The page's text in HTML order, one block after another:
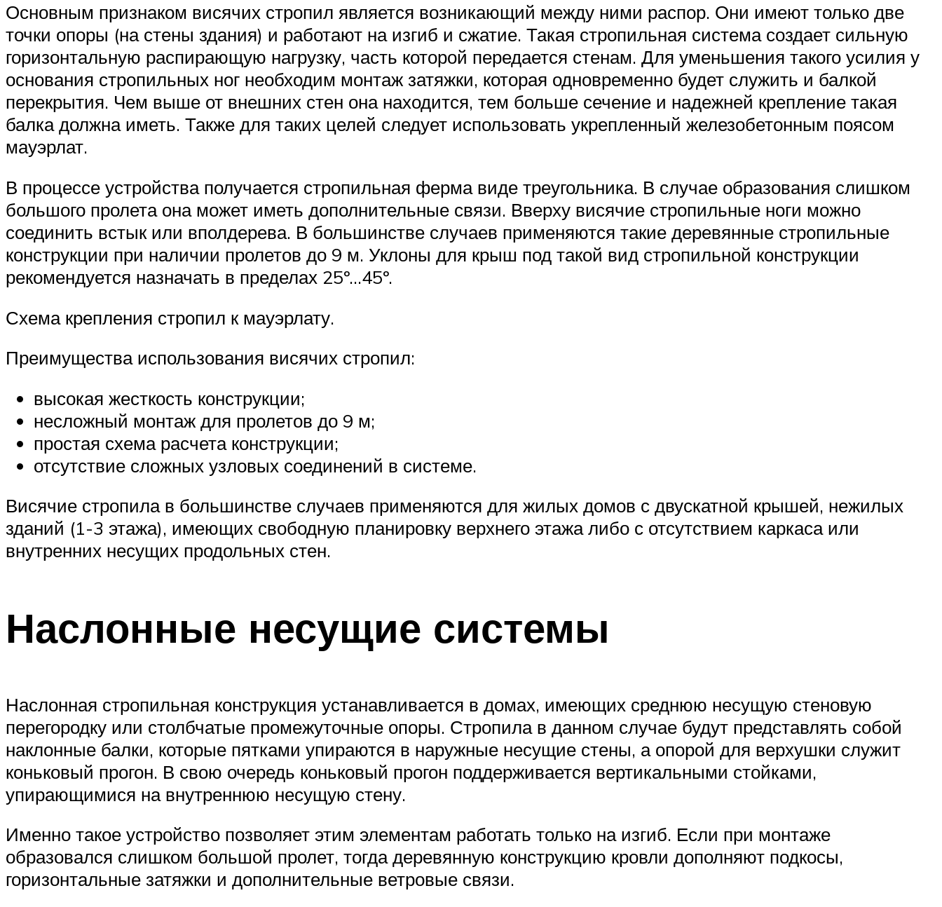
Основным признаком висячих стропил является возникающий между ними распор. Они имеют только две
точки опоры (на стены здания) и работают на изгиб и сжатие. Такая стропильная система создает сильную
горизонтальную распирающую нагрузку, часть которой передается стенам. Для уменьшения такого усилия у
основания стропильных ног необходим монтаж затяжки, которая одновременно будет служить и балкой
перекрытия. Чем выше от внешних стен она находится, тем больше сечение и надежней крепление такая
балка должна иметь. Также для таких целей следует использовать укрепленный железобетонным поясом
мауэрлат.
В процессе устройства получается стропильная ферма виде треугольника. В случае образования слишком
большого пролета она может иметь дополнительные связи. Вверху висячие стропильные ноги можно
соединить встык или вполдерева. В большинстве случаев применяются такие деревянные стропильные
конструкции при наличии пролетов до 9 м. Уклоны для крыш под такой вид стропильной конструкции
рекомендуется назначать в пределах 25º…45º.
Схема крепления стропил к мауэрлату.
Преимущества использования висячих стропил:
высокая жесткость конструкции;
несложный монтаж для пролетов до 9 м;
простая схема расчета конструкции;
отсутствие сложных узловых соединений в системе.
Висячие стропила в большинстве случаев применяются для жилых домов с двускатной крышей, нежилых
зданий (1-3 этажа), имеющих свободную планировку верхнего этажа либо с отсутствием каркаса или
внутренних несущих продольных стен.
Наслонные несущие системы
Наслонная стропильная конструкция устанавливается в домах, имеющих среднюю несущую стеновую
перегородку или столбчатые промежуточные опоры. Стропила в данном случае будут представлять собой
наклонные балки, которые пятками упираются в наружные несущие стены, а опорой для верхушки служит
коньковый прогон. В свою очередь коньковый прогон поддерживается вертикальными стойками,
упирающимися на внутреннюю несущую стену.
Именно такое устройство позволяет этим элементам работать только на изгиб. Если при монтаже
образовался слишком большой пролет, тогда деревянную конструкцию кровли дополняют подкосы,
горизонтальные затяжки и дополнительные ветровые связи.